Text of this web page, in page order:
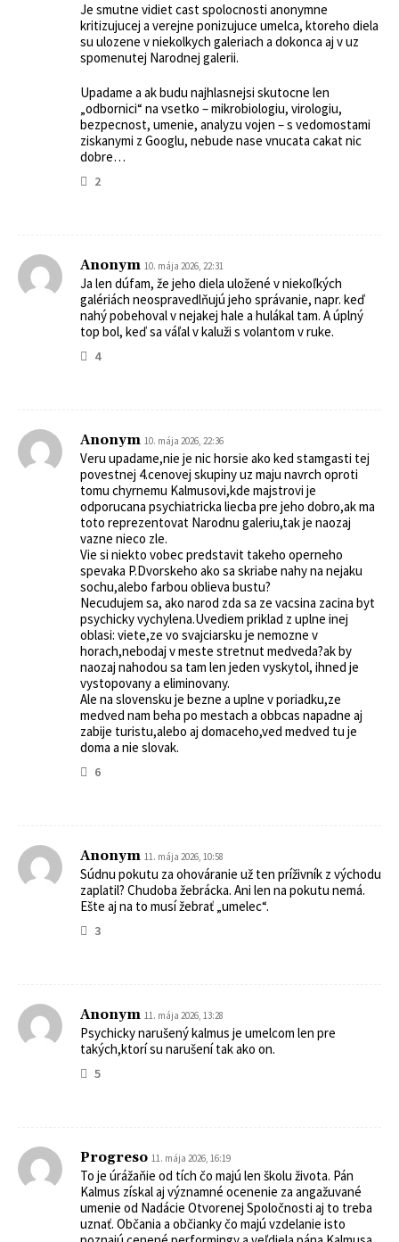
Je smutne vidiet cast spolocnosti anonymne
kritizujucej a verejne ponizujuce umelca, ktoreho diela
su ulozene v niekolkych galeriach a dokonca aj v uz
spomenutej Narodnej galerii.
Upadame a ak budu najhlasnejsi skutocne len
„odbornici“ na vsetko – mikrobiologiu, virologiu,
bezpecnost, umenie, analyzu vojen – s vedomostami
ziskanymi z Googlu, nebude nase vnucata cakat nic
dobre…
2
Anonym 10. mája 2026, 22:31
Ja len dúfam, že jeho diela uložené v niekoľkých
galériách neospravedlňujú jeho správanie, napr. keď
nahý pobehoval v nejakej hale a hulákal tam. A úplný
top bol, keď sa váľal v kaluži s volantom v ruke.
4
Anonym 10. mája 2026, 22:36
Veru upadame,nie je nic horsie ako ked stamgasti tej
povestnej 4.cenovej skupiny uz maju navrch oproti
tomu chyrnemu Kalmusovi,kde majstrovi je
odporucana psychiatricka liecba pre jeho dobro,ak ma
toto reprezentovat Narodnu galeriu,tak je naozaj
vazne nieco zle.
Vie si niekto vobec predstavit takeho operneho
spevaka P.Dvorskeho ako sa skriabe nahy na nejaku
sochu,alebo farbou oblieva bustu?
Necudujem sa, ako narod zda sa ze vacsina zacina byt
psychicky vychylena.Uvediem priklad z uplne inej
oblasi: viete,ze vo svajciarsku je nemozne v
horach,nebodaj v meste stretnut medveda?ak by
naozaj nahodou sa tam len jeden vyskytol, ihned je
vystopovany a eliminovany.
Ale na slovensku je bezne a uplne v poriadku,ze
medved nam beha po mestach a obbcas napadne aj
zabije turistu,alebo aj domaceho,ved medved tu je
doma a nie slovak.
6
Anonym 11. mája 2026, 10:58
Súdnu pokutu za ohováranie už ten príživník z východu
zaplatil? Chudoba žebrácka. Ani len na pokutu nemá.
Ešte aj na to musí žebrať „umelec“.
3
Anonym 11. mája 2026, 13:28
Psychicky narušený kalmus je umelcom len pre
takých,ktorí su narušení tak ako on.
5
Progreso 11. mája 2026, 16:19
To je úrážaňie od tích čo majú len školu života. Pán
Kalmus získal aj významné ocenenie za angažuvané
umenie od Nadácie Otvorenej Spoločnosti aj to treba
uznať. Občania a občianky čo majú vzdelanie isto